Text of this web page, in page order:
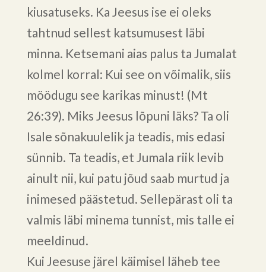
kiusatuseks. Ka Jeesus ise ei oleks
tahtnud sellest katsumusest läbi
minna. Ketsemani aias palus ta Jumalat
kolmel korral: Kui see on võimalik, siis
möödugu see karikas minust! (Mt
26:39). Miks Jeesus lõpuni läks? Ta oli
Isale sõnakuulelik ja teadis, mis edasi
sünnib. Ta teadis, et Jumala riik levib
ainult nii, kui patu jõud saab murtud ja
inimesed päästetud. Sellepärast oli ta
valmis läbi minema tunnist, mis talle ei
meeldinud.
Kui Jeesuse järel käimisel läheb tee